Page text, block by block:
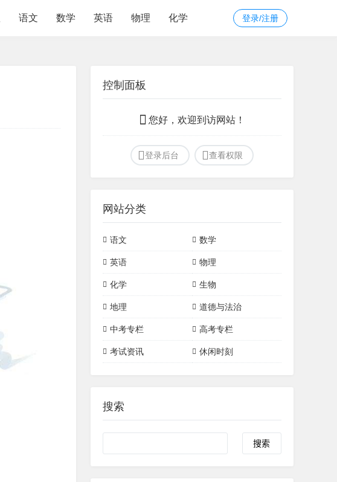
登录/注册
语文 数学 英语 物理 化学
控制面板
您好，欢迎到访网站！
登录后台 查看权限
网站分类
语文
诗词
数学
三角形
一次函数
圆
英语 物理
化学
高中化学
有机化合物
生物
地理 道德与法治
中考专栏 高考专栏
考试资讯 休闲时刻
搜索